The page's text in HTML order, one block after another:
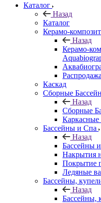
Каталог
Назад
Каталог
Керамо-
Назад
Керамо-
Распродажа
Каскад
Сборные
Назад
Сборные
Каркасные
Бассейны и Спа
Назад
Бассейны
Накрытия
Покрытие
Ледяные
Бассейны,
Назад
Бассейны,